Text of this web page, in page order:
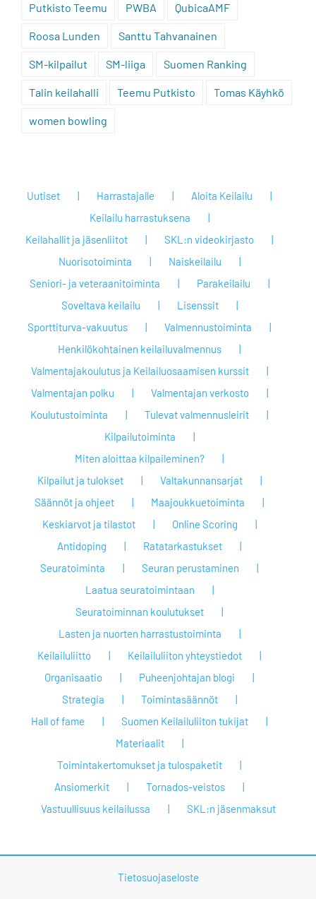
Putkisto Teemu PWBA QubicaAMF
Roosa Lunden Santtu Tahvanainen
SM-kilpailut SM-liiga Suomen Ranking
Talin keilahalli Teemu Putkisto Tomas Käyhkö
women bowling
Uutiset Harrastajalle
Aloita Keilailu
Keilailu harrastuksena
Keilahallit ja jäsenliitot
SKL:n videokirjasto
Nuorisotoiminta
Naiskeilailu
Seniori- ja veteraanitoiminta
Parakeilailu
Soveltava keilailu
Lisenssit
Sporttiturva-vakuutus
Valmennustoiminta
Henkilökohtainen keilailuvalmennus
Valmentajakoulutus ja Keilailuosaamisen kurssit
Valmentajan polku
Valmentajan verkosto
Koulutustoiminta
Tulevat valmennusleirit
Kilpailutoiminta
Miten aloittaa kilpaileminen?
Kilpailut ja tulokset
Valtakunnansarjat
Säännöt ja ohjeet
Maajoukkuetoiminta
Keskiarvot ja tilastot
Online Scoring
Antidoping
Ratatarkastukset
Seuratoiminta
Seuran perustaminen
Laatua seuratoimintaan
Seuratoiminnan koulutukset
Lasten ja nuorten harrastustoiminta
Keilailuliitto
Keilailuliiton yhteystiedot
Organisaatio
Puheenjohtajan blogi
Strategia
Toimintasäännöt
Hall of fame
Suomen Keilailuliiton tukijat
Materiaalit
Toimintakertomukset ja tulospaketit
Ansiomerkit
Tornados-veistos
Vastuullisuus keilailussa
SKL:n jäsenmaksut
Tietosuojaseloste